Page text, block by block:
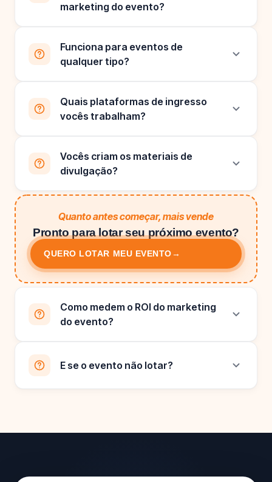
marketing do evento?
Funciona para eventos de
qualquer tipo?
Quais plataformas de ingresso
vocês trabalham?
Vocês criam os materiais de
divulgação?
Quanto antes começar, mais vende
Pronto para lotar seu próximo evento?
QUERO LOTAR MEU EVENTO →
Como medem o ROI do marketing
do evento?
E se o evento não lotar?